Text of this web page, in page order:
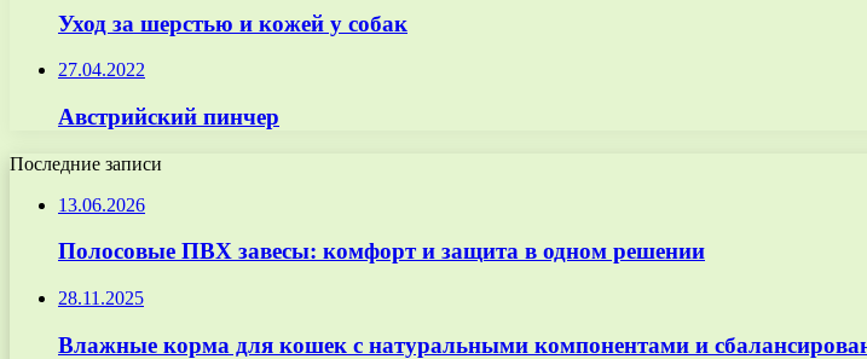
Уход за шерстью и кожей у собак
27.04.2022
Австрийский пинчер
Последние записи
13.06.2026
Полосовые ПВХ завесы: комфорт и защита в одном решении
28.11.2025
Влажные корма для кошек с натуральными компонентами и